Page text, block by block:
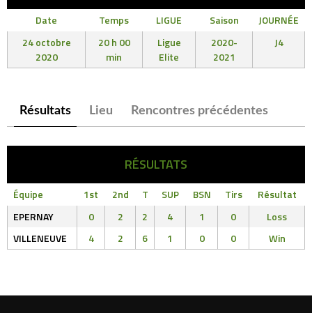
Date Temps LIGUE Saison
JOURNÉE
24 octobre
2020
20 h 00
min
Ligue
Elite
2020-
2021
J4
Résultats Lieu Rencontres précédentes
RÉSULTATS
Équipe 1st 2nd T SUP BSN Tirs
Résultat
EPERNAY
0 2 2 4 1 0
Loss
VILLENEUVE
4 2 6 1 0 0 Win